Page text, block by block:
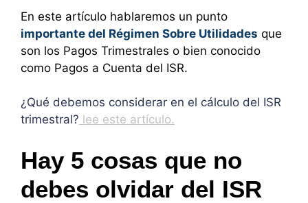
En este artículo hablaremos un punto
importante del Régimen Sobre Utilidades que
son los Pagos Trimestrales o bien conocido
como Pagos a Cuenta del ISR.
¿Qué debemos considerar en el cálculo del ISR
trimestral? lee este artículo.
Hay 5 cosas que no
debes olvidar del ISR